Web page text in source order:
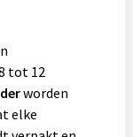
tot 12
worden
elke